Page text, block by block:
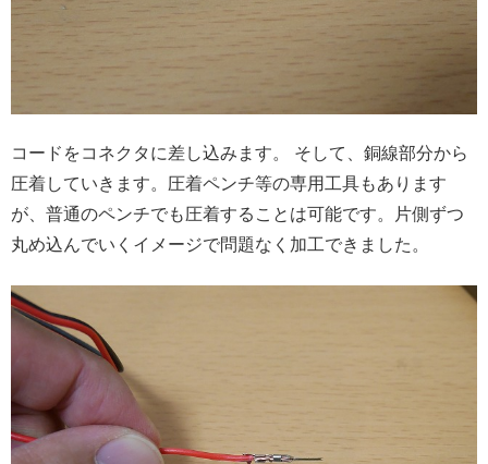
コードをコネクタに差し込みます。 そして、銅線部分から
圧着していきます。圧着ペンチ等の専用工具もあります
が、普通のペンチでも圧着することは可能です。片側ずつ
丸め込んでいくイメージで問題なく加工できました。